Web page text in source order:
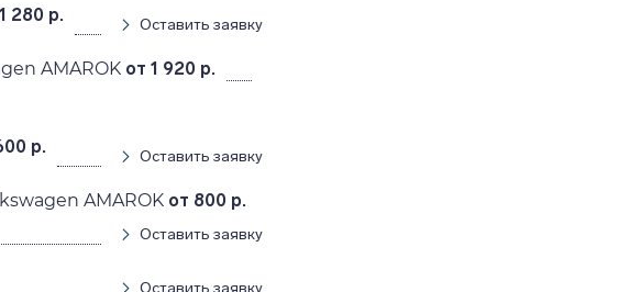
280 р. Оставить заявку
AMAROK от 1 920 р.
р. Оставить заявку
AMAROK от 800 р.
Оставить заявку
Оставить заявку